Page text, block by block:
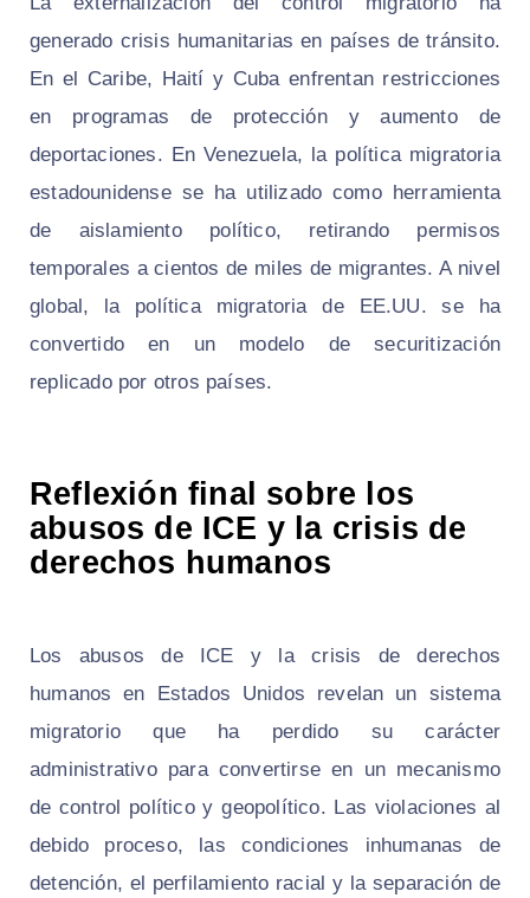
generado crisis humanitarias en países de tránsito.
En el Caribe, Haití y Cuba enfrentan restricciones
en programas de protección y aumento de
deportaciones. En Venezuela, la política migratoria
estadounidense se ha utilizado como herramienta
de aislamiento político, retirando permisos
temporales a cientos de miles de migrantes. A nivel
global, la política migratoria de EE.UU. se ha
convertido en un modelo de securitización
replicado por otros países.
Reflexión final sobre los
abusos de ICE y la crisis de
derechos humanos
Los abusos de ICE y la crisis de derechos
humanos en Estados Unidos revelan un sistema
migratorio que ha perdido su carácter
administrativo para convertirse en un mecanismo
de control político y geopolítico. Las violaciones al
debido proceso, las condiciones inhumanas de
detención, el perfilamiento racial y la separación de